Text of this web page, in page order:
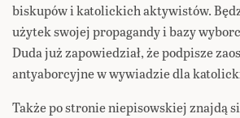
biskupów i katolickich aktywistów.
użytek swojej propagandy i bazy
Duda już zapowiedział, że podpisze
antyaborcyjne w wywiadzie dla
Także po stronie niepisowskiej znajdą